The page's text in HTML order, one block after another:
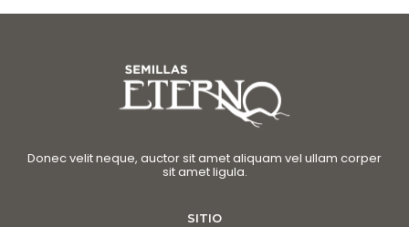
Donec velit neque, auctor sit amet aliquam vel ullam corper
sit amet ligula.
SITIO